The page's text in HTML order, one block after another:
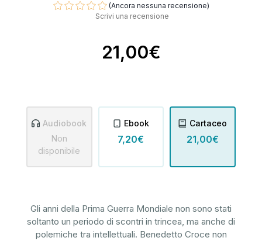
(Ancora nessuna recensione)
Scrivi una recensione
21,00€
Audiobook
Non
disponibile
Ebook
7,20€
Cartaceo
21,00€
Gli anni della Prima Guerra Mondiale non sono stati
soltanto un periodo di scontri in trincea, ma anche di
polemiche tra intellettuali. Benedetto Croce non